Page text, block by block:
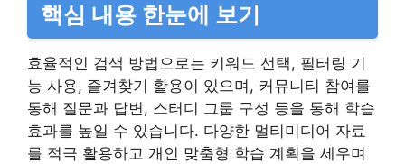
핵심 내용 한눈에 보기
효율적인 검색 방법으로는 키워드 선택, 필터링 기
능 사용, 즐겨찾기 활용이 있으며, 커뮤니티 참여를
통해 질문과 답변, 스터디 그룹 구성 등을 통해 학습
효과를 높일 수 있습니다. 다양한 멀티미디어 자료
를 적극 활용하고 개인 맞춤형 학습 계획을 세우며